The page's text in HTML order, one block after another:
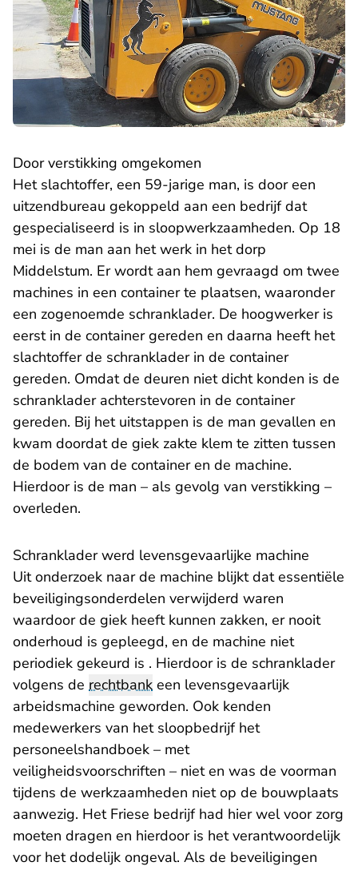
Door verstikking omgekomen
Het slachtoffer, een 59-jarige man, is door een
uitzendbureau gekoppeld aan een bedrijf dat
gespecialiseerd is in sloopwerkzaamheden. Op 18
mei is de man aan het werk in het dorp
Middelstum. Er wordt aan hem gevraagd om twee
machines in een container te plaatsen, waaronder
een zogenoemde schranklader. De hoogwerker is
eerst in de container gereden en daarna heeft het
slachtoffer de schranklader in de container
gereden. Omdat de deuren niet dicht konden is de
schranklader achterstevoren in de container
gereden. Bij het uitstappen is de man gevallen en
kwam doordat de giek zakte klem te zitten tussen
de bodem van de container en de machine.
Hierdoor is de man – als gevolg van verstikking –
overleden.
Schranklader werd levensgevaarlijke machine
Uit onderzoek naar de machine blijkt dat essentiële
beveiligingsonderdelen verwijderd waren
waardoor de giek heeft kunnen zakken, er nooit
onderhoud is gepleegd, en de machine niet
periodiek gekeurd is . Hierdoor is de schranklader
volgens de rechtbank een levensgevaarlijk
arbeidsmachine geworden. Ook kenden
medewerkers van het sloopbedrijf het
personeelshandboek – met
veiligheidsvoorschriften – niet en was de voorman
tijdens de werkzaamheden niet op de bouwplaats
aanwezig. Het Friese bedrijf had hier wel voor zorg
moeten dragen en hierdoor is het verantwoordelijk
voor het dodelijk ongeval. Als de beveiligingen